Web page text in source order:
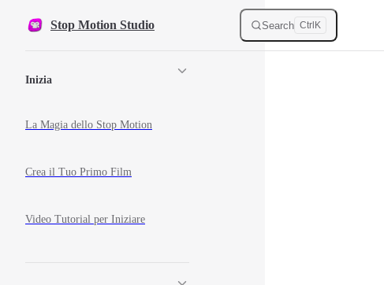
Skip to content
Stop Motion Studio Search Ctrl K
Inizia
La Magia dello Stop Motion
Crea il Tuo Primo Film
Video Tutorial per Iniziare